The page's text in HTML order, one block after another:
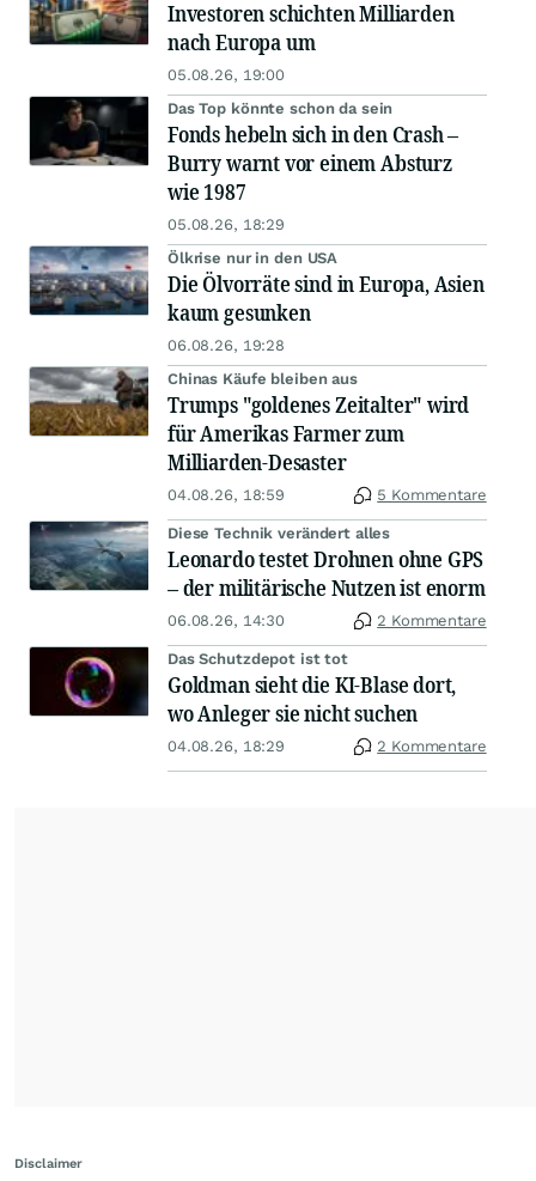
Investoren schichten Milliarden
nach Europa um
05.08.26, 19:00
Das Top könnte schon da sein
Fonds hebeln sich in den Crash –
Burry warnt vor einem Absturz
wie 1987
05.08.26, 18:29
Ölkrise nur in den USA
Die Ölvorräte sind in Europa, Asien
kaum gesunken
06.08.26, 19:28
Chinas Käufe bleiben aus
Trumps "goldenes Zeitalter" wird
für Amerikas Farmer zum
Milliarden-Desaster
04.08.26, 18:59 5 Kommentare
Diese Technik verändert alles
Leonardo testet Drohnen ohne GPS
– der militärische Nutzen ist enorm
06.08.26, 14:30 2 Kommentare
Das Schutzdepot ist tot
Goldman sieht die KI-Blase dort,
wo Anleger sie nicht suchen
04.08.26, 18:29 2 Kommentare
Disclaimer